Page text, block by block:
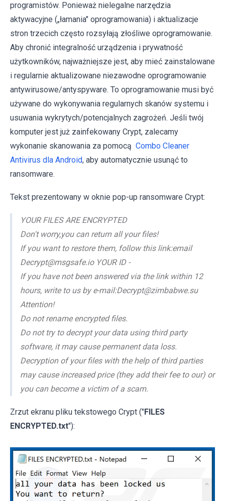
programistów. Ponieważ nielegalne narzędzia
aktywacyjne („łamania" oprogramowania) i aktualizacje
stron trzecich często rozsyłają złośliwe oprogramowanie.
Aby chronić integralność urządzenia i prywatność
użytkowników, najważniejsze jest, aby mieć zainstalowane
i regularnie aktualizowane niezawodne oprogramowanie
antywirusowe/antyspyware. To oprogramowanie musi być
używane do wykonywania regularnych skanów systemu i
usuwania wykrytych/potencjalnych zagrożeń. Jeśli twój
komputer jest już zainfekowany Crypt, zalecamy
wykonanie skanowania za pomocą Combo Cleaner
Antivirus dla Android, aby automatycznie usunąć to
ransomware.
Tekst prezentowany w oknie pop-up ransomware Crypt:
YOUR FILES ARE ENCRYPTED
Don't worry,you can return all your files!
If you want to restore them, follow this link:email
Decrypt@msgsafe.io YOUR ID -
If you have not been answered via the link within 12
hours, write to us by e-mail:Decrypt@zimbabwe.su
Attention!
Do not rename encrypted files.
Do not try to decrypt your data using third party
software, it may cause permanent data loss.
Decryption of your files with the help of third parties
may cause increased price (they add their fee to our) or
you can become a victim of a scam.
Zrzut ekranu pliku tekstowego Crypt ("FILES
ENCRYPTED.txt"):